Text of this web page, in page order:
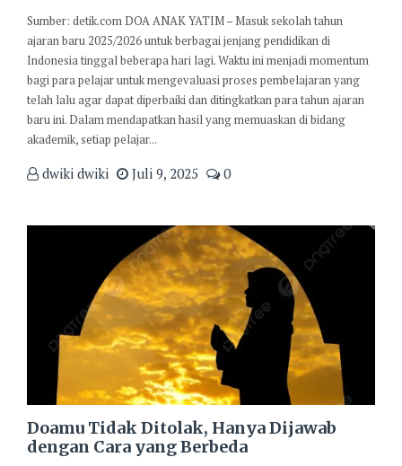
Sumber: detik.com DOA ANAK YATIM – Masuk sekolah tahun
ajaran baru 2025/2026 untuk berbagai jenjang pendidikan di
Indonesia tinggal beberapa hari lagi. Waktu ini menjadi momentum
bagi para pelajar untuk mengevaluasi proses pembelajaran yang
telah lalu agar dapat diperbaiki dan ditingkatkan para tahun ajaran
baru ini. Dalam mendapatkan hasil yang memuaskan di bidang
akademik, setiap pelajar...
dwiki dwiki Juli 9, 2025 0
Doamu Tidak Ditolak, Hanya Dijawab
dengan Cara yang Berbeda